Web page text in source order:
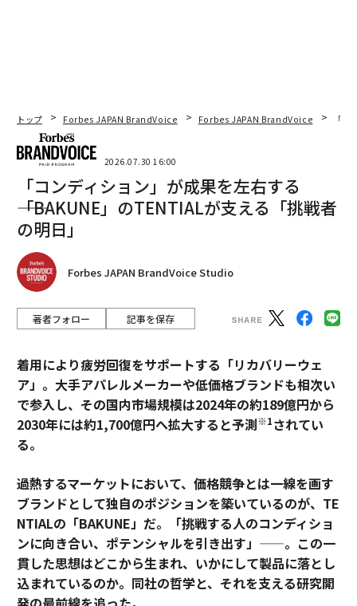
トップ Forbes JAPAN BrandVoice Forbes JAPAN BrandVoice 「
2026.07.30 16:00
「コンディション」が成果を左右する
――「BAKUNE」のTENTIALが支える「挑戦者
の明日」
Forbes JAPAN BrandVoice Studio
著者フォロー 記事を保存
着用により疲労回復をサポートする「リカバリーウェ
ア」。大手アパレルメーカーや低価格ブランドも相次い
で参入し、その国内市場規模は2024年の約189億円から
2030年には約1,700億円へ拡大すると予測※1されてい
る。
過熱するマーケットにおいて、価格競争とは一線を画す
ブランドとして独自のポジションを築いているのが、TE
NTIALの「BAKUNE」だ。「挑戦する人のコンディショ
ンに向き合い、ポテンシャルを引き出す」——。この一
貫した思想はどこから生まれ、いかにして製品に落とし
込まれているのか。同社の哲学と、それを支える研究開